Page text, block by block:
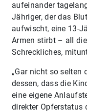
aufeinander
Jähriger, der das
aufwischt, eine 13-
Armen stirbt – all
Schreckliches,
„Gar nicht so
dessen, dass die
eine eigene
direkter Opferstatus